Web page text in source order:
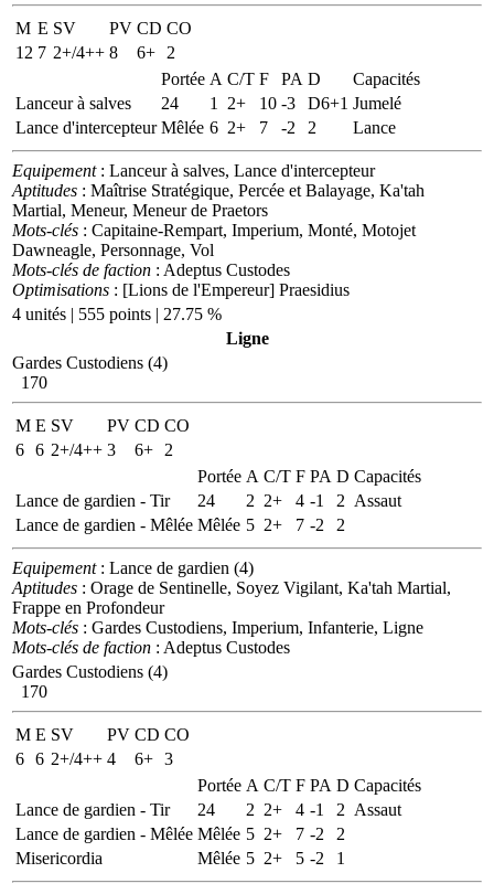
M E SV PV CD CO
12 7 2+/4++ 8 6+
2
Portée A C/T F PA D
Capacités
Lanceur à salves
24 1 2+ 10 -3 D6+1 Jumelé
Lance d'intercepteur Mêlée 6 2+ 7 -2 2 Lance
Equipement: Lanceur à salves, Lance d'intercepteur
Aptitudes : Maîtrise Stratégique, Percée et Balayage, Ka'tah
Martial, Meneur, Meneur de Praetors
Mots-clés : Capitaine-Rempart, Imperium, Monté, Motojet
Dawneagle, Personnage, Vol
Mots-clés de faction : Adeptus Custodes
Optimisations : [Lions de l'Empereur] Praesidius
4 unités | 555 points | 27.75 %
Ligne
Gardes Custodiens (4)
170
M E SV PV CD CO
6 6 2+/4++ 3 6+
2
Portée A C/T F PA D Capacités
Lance de gardien - Tir
24 2 2+ 4 -1 2 Assaut
Lance de gardien - Mêlée Mêlée 5 2+ 7 -2 2
Equipement: Lance de gardien (4)
Aptitudes : Orage de Sentinelle, Soyez Vigilant, Ka'tah Martial,
Frappe en Profondeur
Mots-clés : Gardes Custodiens, Imperium, Infanterie, Ligne
Mots-clés de faction : Adeptus Custodes
Gardes Custodiens (4)
170
M E SV PV CD CO
6 6 2+/4++ 4 6+ 3
Portée A C/T F PA D Capacités
Lance de gardien - Tir
24 2 2+ 4 -1 2 Assaut
Lance de gardien - Mêlée Mêlée 5 2+ 7 -2
2
Misericordia
Mêlée 5 2+ 5 -2 1